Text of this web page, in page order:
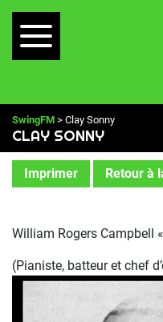
SwingFM > Clay Sonny
CLAY SONNY
Imprimer Retour à
William Rogers Campbell
(Pianiste, batteur et chef